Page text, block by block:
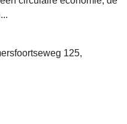
125,